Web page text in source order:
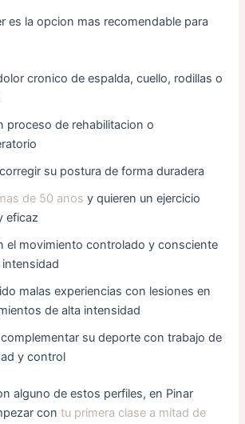
es la opcion mas recomendable para
cronico de espalda, cuello, rodillas o
proceso de rehabilitacion o
su postura de forma duradera
de 50 anos y quieren un ejercicio
eficaz
el movimiento controlado y consciente
malas experiencias con lesiones en
de alta intensidad
complementar su deporte con trabajo de
y control
alguno de estos perfiles, en Pinar
contu primera clase a mitad de